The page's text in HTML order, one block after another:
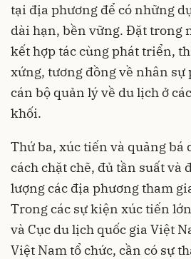
tại địa phương để có những
dài hạn, bền vững. Đặt trong
kết hợp tác cùng phát triển,
xứng, tương đồng về nhân sự
cán bộ quản lý về du lịch ở
khối.
Thứ ba, xúc tiến và quảng bá
cách chặt chẽ, đủ tần suất và
lượng các địa phương tham
Trong các sự kiện xúc tiến
và Cục du lịch quốc gia Việt
Việt Nam tổ chức, cần có sự